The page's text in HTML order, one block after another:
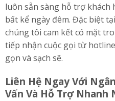
luôn sẵn sàng hỗ trợ khách
bất kể ngày đêm. Đặc biệt
chúng tôi cam kết có mặt
tiếp nhận cuộc gọi từ
gọn và sạch sẽ.
Liên Hệ Ngay Với
Vấn Và Hỗ Trợ Nhanh